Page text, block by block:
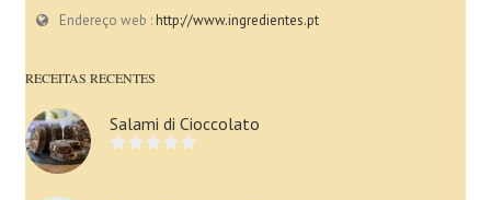
Endereço web :http://www.ingredientes.pt
RECEITAS RECENTES
Salami di Cioccolato